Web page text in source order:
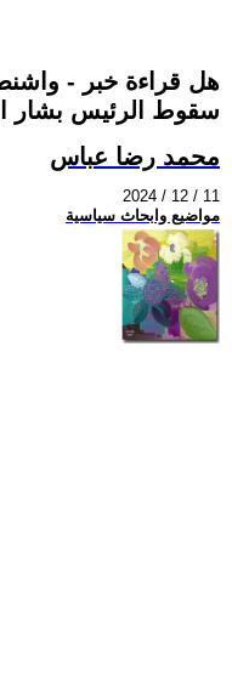
هل قراءة خبر -
سقوط الرئيس بشار
محمد رضا عباس
2024 / 12 / 11
مواضيع وابحاث سياسية